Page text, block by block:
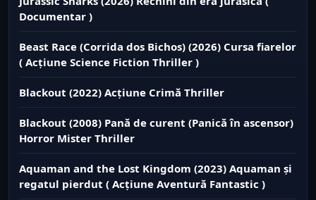
Documentar )
Beast Race (Corrida dos Bichos) (2026) Cursa fiarelor
( Acțiune Science Fiction Thriller )
Blackout (2022) Acțiune Crimă Thriller
Blackout (2008) Pană de curent (Panică în ascensor)
Horror Mister Thriller
Aquaman and the Lost Kingdom (2023) Aquaman și
regatul pierdut ( Acțiune Aventură Fantastic )